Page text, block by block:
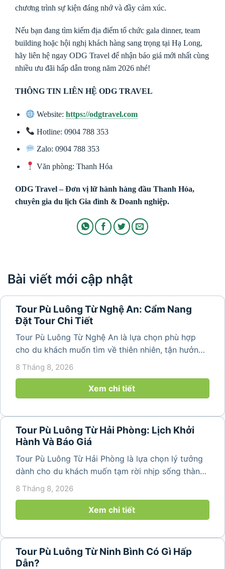
chương trình sự kiện đáng nhớ và đầy cảm xúc.
Nếu bạn đang tìm kiếm địa điểm tổ chức gala dinner, team
building hoặc hội nghị khách hàng sang trọng tại Hạ Long,
hãy liên hệ ngay ODG Travel để nhận báo giá mới nhất cùng
nhiều ưu đãi hấp dẫn trong năm 2026 nhé!
THÔNG TIN LIÊN HỆ ODG TRAVEL
Website:https://odgtravel.com
Hotline: 0904 788 353
Zalo: 0904 788 353
Văn phòng: Thanh Hóa
ODG Travel – Đơn vị lữ hành hàng đầu Thanh Hóa,
chuyên gia du lịch Gia đình & Doanh nghiệp.
Bài viết mới cập nhật
Tour Pù Luông Từ Nghệ An: Cẩm Nang
Đặt Tour Chi Tiết
Tour Pù Luông Từ Nghệ An là lựa chọn phù hợp
cho du khách muốn tìm về thiên nhiên, tận hưởng
không khí trong lành và khám phá vẻ đẹp bình yên
8 Tháng 8, 2026
Xem chi tiết
Tour Pù Luông Từ Hải Phòng: Lịch Khởi
Hành Và Báo Giá
Tour Pù Luông Từ Hải Phòng là lựa chọn lý tưởng
dành cho du khách muốn tạm rời nhịp sống thành
phố để tìm về không gian núi rừng trong lành,
những bản làng bình yên và cảnh quan ruộng bậc
thang đặc trưng. Từ...
8 Tháng 8, 2026
Xem chi tiết
Tour Pù Luông Từ Ninh Bình Có Gì Hấp
Dẫn?